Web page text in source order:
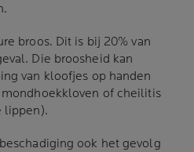
broos. Dit is bij 20% van
Die broosheid kan
van kloofjes op handen
of cheilitis
lippen).
ook het gevolg